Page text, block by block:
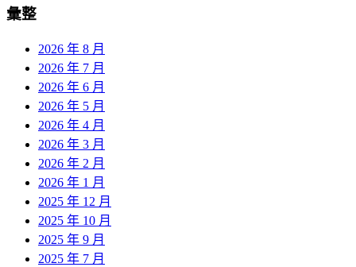
彙整
2026 年 8 月
2026 年 7 月
2026 年 6 月
2026 年 5 月
2026 年 4 月
2026 年 3 月
2026 年 2 月
2026 年 1 月
2025 年 12 月
2025 年 10 月
2025 年 9 月
2025 年 7 月